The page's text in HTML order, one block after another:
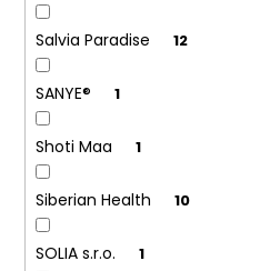
Salvia Paradise 12
SANYE® 1
Shoti Maa 1
Siberian Health 10
SOLIA s.r.o. 1